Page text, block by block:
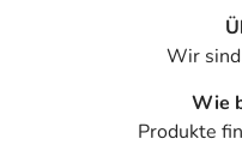
Das Pulver enthält
4000 – ganz ohne
Adresse des
Wir
Wie
Produkte